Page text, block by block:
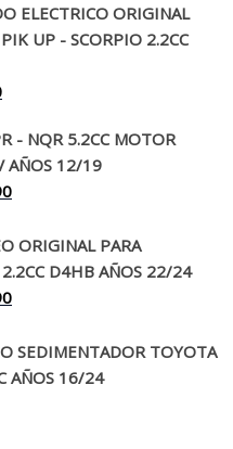
ELECTRICO ORIGINAL
UP - SCORPIO 2.2CC
El
actual
es:
$94.990.
- NQR 5.2CC MOTOR
AÑOS 12/19
El
actual
es:
$519.990.
ORIGINAL PARA
D4HB AÑOS 22/24
El
actual
es:
SEDIMENTADOR TOYOTA
AÑOS 16/24